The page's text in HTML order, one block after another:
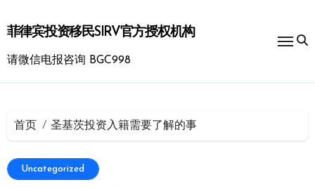
到
内
菲律宾投资移民SIRV官方授权机构
请微信电报咨询 BGC998
首页 圣基茨投资入籍需要了解的事
Uncategorized